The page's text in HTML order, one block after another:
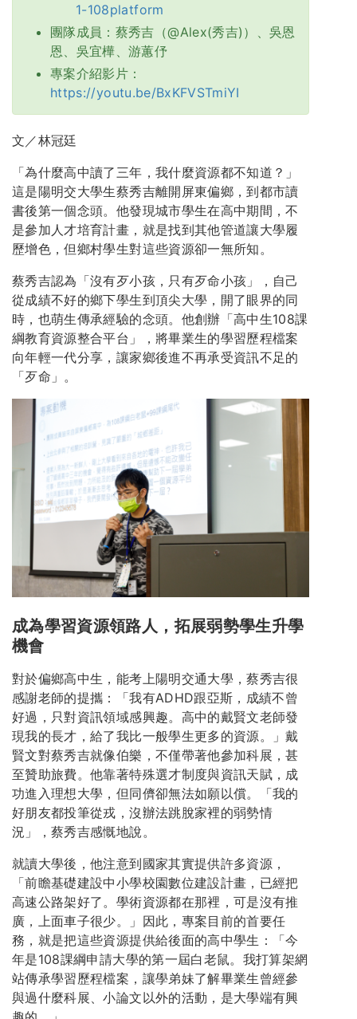
1-108platform
團隊成員：蔡秀吉（@Alex(秀吉)）、吳恩
恩、吳宜樺、游蕙伃
專案介紹影片：
https://youtu.be/BxKFVSTmiYI
文／林冠廷
「為什麼高中讀了三年，我什麼資源都不知道？」
這是陽明交大學生蔡秀吉離開屏東偏鄉，到都市讀
書後第一個念頭。他發現城市學生在高中期間，不
是參加人才培育計畫，就是找到其他管道讓大學履
歷增色，但鄉村學生對這些資源卻一無所知。
蔡秀吉認為「沒有歹小孩，只有歹命小孩」，自己
從成績不好的鄉下學生到頂尖大學，開了眼界的同
時，也萌生傳承經驗的念頭。他創辦「高中生108課
綱教育資源整合平台」，將畢業生的學習歷程檔案
向年輕一代分享，讓家鄉後進不再承受資訊不足的
「歹命」。
成為學習資源領路人，拓展弱勢學生升學
機會
對於偏鄉高中生，能考上陽明交通大學，蔡秀吉很
感謝老師的提攜：「我有ADHD跟亞斯，成績不曾
好過，只對資訊領域感興趣。高中的戴賢文老師發
現我的長才，給了我比一般學生更多的資源。」戴
賢文對蔡秀吉就像伯樂，不僅帶著他參加科展，甚
至贊助旅費。他靠著特殊選才制度與資訊天賦，成
功進入理想大學，但同儕卻無法如願以償。「我的
好朋友都投筆從戎，沒辦法跳脫家裡的弱勢情
況」，蔡秀吉感慨地說。
就讀大學後，他注意到國家其實提供許多資源，
「前瞻基礎建設中小學校園數位建設計畫，已經把
高速公路架好了。學術資源都在那裡，可是沒有推
廣，上面車子很少。」因此，專案目前的首要任
務，就是把這些資源提供給後面的高中學生：「今
年是108課綱申請大學的第一屆白老鼠。我打算架網
站傳承學習歷程檔案，讓學弟妹了解畢業生曾經參
與過什麼科展、小論文以外的活動，是大學端有興